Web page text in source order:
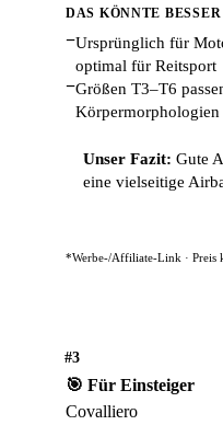
DAS KÖNNTE
−Ursprünglich für
optimal für Reitsport
−Größen T3–T6
Körpermorphologien
Unser Fazit: Gute
eine vielseitige
*Werbe-/Affiliate-Link · Preis
#3
🎯 Für Einsteiger
Covalliero